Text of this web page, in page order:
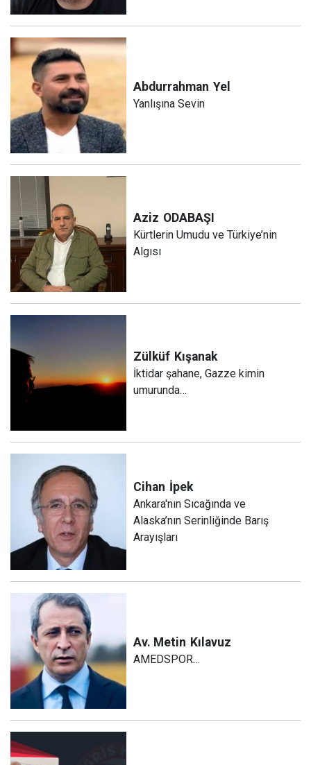
Abdurrahman Yel
Yanlışına Sevin
Aziz ODABAŞI
Kürtlerin Umudu ve Türkiye’nin
Algısı
Zülküf Kışanak
İktidar şahane, Gazze kimin
umurunda…
Cihan İpek
Ankara'nın Sıcağında ve
Alaska’nın Serinliğinde Barış
Arayışları
Av. Metin Kılavuz
AMEDSPOR…